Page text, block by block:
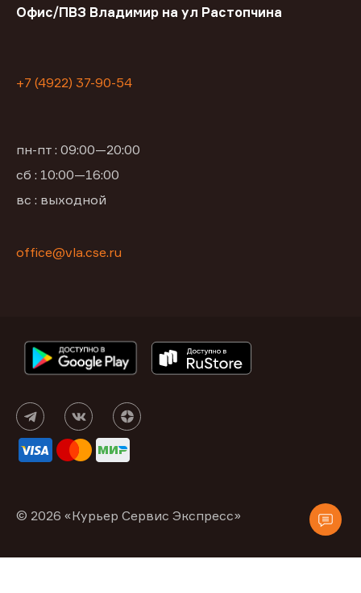
Офис/ПВЗ Владимир на ул Растопчина
+7 (4922) 37-90-54
пн-пт : 09:00—20:00
сб : 10:00—16:00
вс : выходной
office@vla.cse.ru
© 2026 «Курьер Сервис Экспресс»